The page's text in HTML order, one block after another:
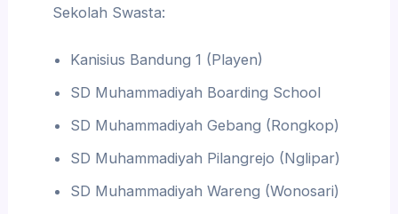
Sekolah Swasta:
Kanisius Bandung 1 (Playen)
SD Muhammadiyah Boarding School
SD Muhammadiyah Gebang (Rongkop)
SD Muhammadiyah Pilangrejo (Nglipar)
SD Muhammadiyah Wareng (Wonosari)